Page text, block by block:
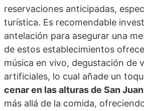
reservaciones anticipadas,
turística. Es recomendable
antelación para asegurar una
de estos establecimientos
música en vivo, degustación de
artificiales, lo cual añade un
cenar en las alturas de San Juan
más allá de la comida,